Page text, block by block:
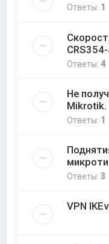
Ответы: 1
Ответы:4
Не
Mikrotik.
Ответы: 1
Ответы:3
VPN